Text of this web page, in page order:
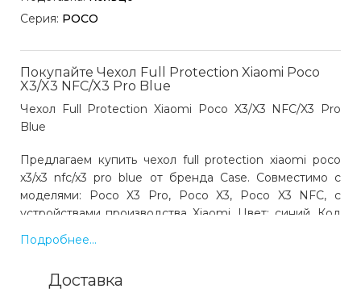
Серия: POCO
Покупайте Чехол Full Protection Xiaomi Poco
X3/X3 NFC/X3 Pro Blue
Чехол Full Protection Xiaomi Poco X3/X3 NFC/X3 Pro
Blue
Предлагаем купить чехол full protection xiaomi poco
x3/x3 nfc/x3 pro blue от бренда Case. Совместимо с
моделями: Poco X3 Pro, Poco X3, Poco X3 NFC, с
устройствами производства Xiaomi. Цвет: синий. Код
товара 16153. Выгодная цена и быстрая доставка по
Украине.
Подробнее...
Доставка